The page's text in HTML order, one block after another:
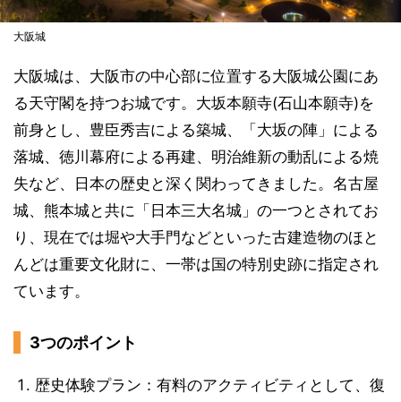
大阪城
大阪城は、大阪市の中心部に位置する大阪城公園にあ
る天守閣を持つお城です。大坂本願寺(石山本願寺)を
前身とし、豊臣秀吉による築城、「大坂の陣」による
落城、徳川幕府による再建、明治維新の動乱による焼
失など、日本の歴史と深く関わってきました。名古屋
城、熊本城と共に「日本三大名城」の一つとされてお
り、現在では堀や大手門などといった古建造物のほと
んどは重要文化財に、一帯は国の特別史跡に指定され
ています。
3つのポイント
歴史体験プラン：有料のアクティビティとして、復